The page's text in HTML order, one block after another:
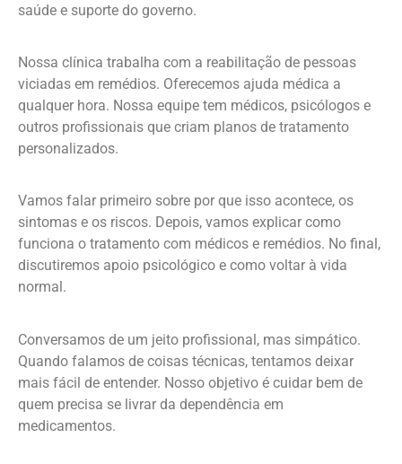
saúde e suporte do governo.
Nossa clínica trabalha com a reabilitação de pessoas
viciadas em remédios. Oferecemos ajuda médica a
qualquer hora. Nossa equipe tem médicos, psicólogos e
outros profissionais que criam planos de tratamento
personalizados.
Vamos falar primeiro sobre por que isso acontece, os
sintomas e os riscos. Depois, vamos explicar como
funciona o tratamento com médicos e remédios. No final,
discutiremos apoio psicológico e como voltar à vida
normal.
Conversamos de um jeito profissional, mas simpático.
Quando falamos de coisas técnicas, tentamos deixar
mais fácil de entender. Nosso objetivo é cuidar bem de
quem precisa se livrar da dependência em
medicamentos.